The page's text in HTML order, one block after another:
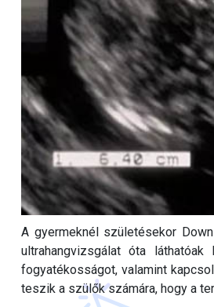
A gyermeknél születésekor
ultrahangvizsgálat óta
fogyatékosságot, valamint
teszik a szülők számára, hogy a